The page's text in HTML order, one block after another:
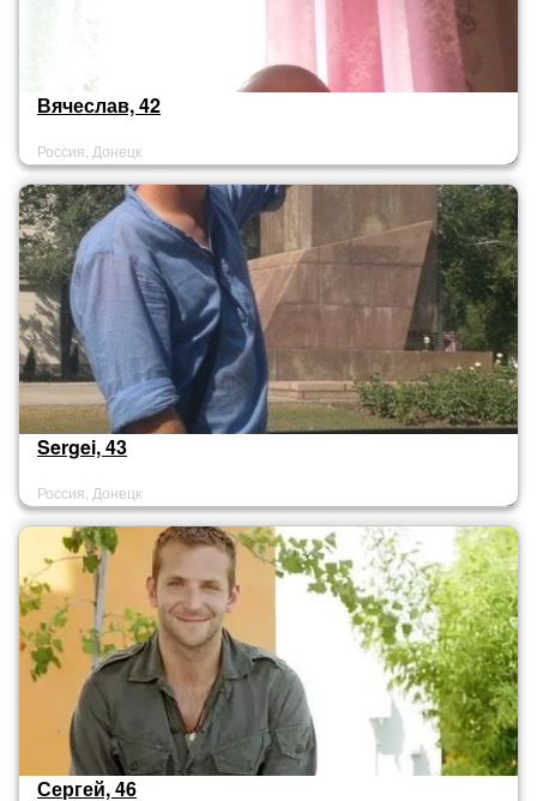
Вячеслав, 42
Россия, Донецк
Sergei, 43
Россия, Донецк
Сергей, 46